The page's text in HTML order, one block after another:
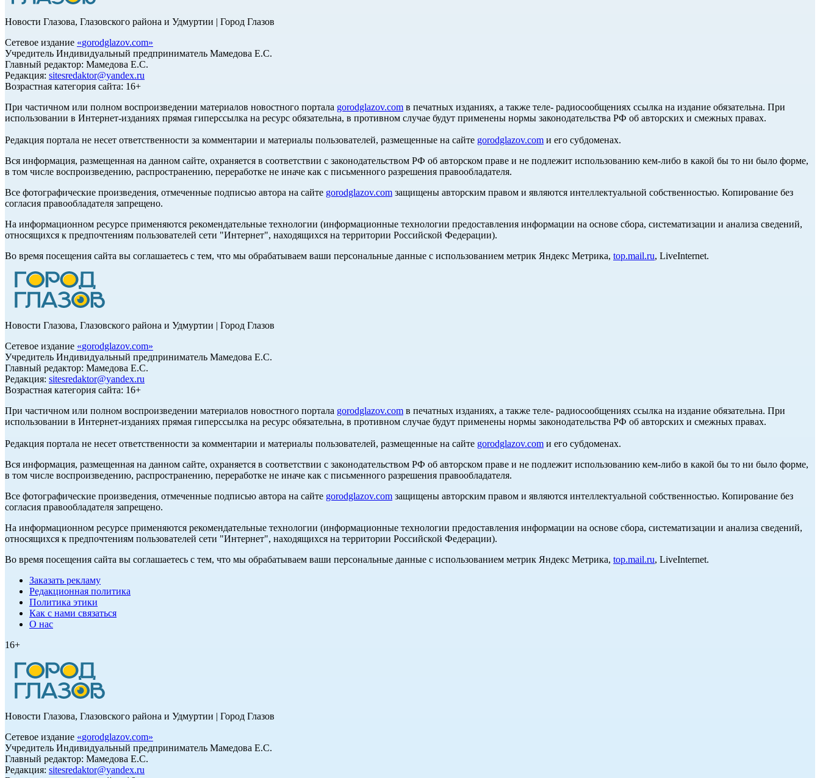
Новости Глазова, Глазовского района и Удмуртии | Город Глазов
Сетевое издание «gorodglazov.com»
Учредитель Индивидуальный предприниматель Мамедова Е.С.
Главный редактор: Мамедова Е.С.
Редакция: sitesredaktor@yandex.ru
Возрастная категория сайта: 16+
При частичном или полном воспроизведении материалов новостного портала gorodglazov.com в печатных изданиях, а также теле- радиосообщениях ссылка на издание обязательна. При
использовании в Интернет-изданиях прямая гиперссылка на ресурс обязательна, в противном случае будут применены нормы законодательства РФ об авторских и смежных правах.
Редакция портала не несет ответственности за комментарии и материалы пользователей, размещенные на сайте gorodglazov.com и его субдоменах.
Вся информация, размещенная на данном сайте, охраняется в соответствии с законодательством РФ об авторском праве и не подлежит использованию кем-либо в какой бы то ни было форме,
в том числе воспроизведению, распространению, переработке не иначе как с письменного разрешения правообладателя.
Все фотографические произведения, отмеченные подписью автора на сайте gorodglazov.com защищены авторским правом и являются интеллектуальной собственностью. Копирование без
согласия правообладателя запрещено.
На информационном ресурсе применяются рекомендательные технологии (информационные технологии предоставления информации на основе сбора, систематизации и анализа сведений,
относящихся к предпочтениям пользователей сети "Интернет", находящихся на территории Российской Федерации).
Во время посещения сайта вы соглашаетесь с тем, что мы обрабатываем ваши персональные данные с использованием метрик Яндекс Метрика, top.mail.ru, LiveInternet.
Новости Глазова, Глазовского района и Удмуртии | Город Глазов
Сетевое издание «gorodglazov.com»
Учредитель Индивидуальный предприниматель Мамедова Е.С.
Главный редактор: Мамедова Е.С.
Редакция: sitesredaktor@yandex.ru
Возрастная категория сайта: 16+
При частичном или полном воспроизведении материалов новостного портала gorodglazov.com в печатных изданиях, а также теле- радиосообщениях ссылка на издание обязательна. При
использовании в Интернет-изданиях прямая гиперссылка на ресурс обязательна, в противном случае будут применены нормы законодательства РФ об авторских и смежных правах.
Редакция портала не несет ответственности за комментарии и материалы пользователей, размещенные на сайте gorodglazov.com и его субдоменах.
Вся информация, размещенная на данном сайте, охраняется в соответствии с законодательством РФ об авторском праве и не подлежит использованию кем-либо в какой бы то ни было форме,
в том числе воспроизведению, распространению, переработке не иначе как с письменного разрешения правообладателя.
Все фотографические произведения, отмеченные подписью автора на сайте gorodglazov.com защищены авторским правом и являются интеллектуальной собственностью. Копирование без
согласия правообладателя запрещено.
На информационном ресурсе применяются рекомендательные технологии (информационные технологии предоставления информации на основе сбора, систематизации и анализа сведений,
относящихся к предпочтениям пользователей сети "Интернет", находящихся на территории Российской Федерации).
Во время посещения сайта вы соглашаетесь с тем, что мы обрабатываем ваши персональные данные с использованием метрик Яндекс Метрика, top.mail.ru, LiveInternet.
Заказать рекламу
Редакционная политика
Политика этики
Как с нами связаться
О нас
16+
Новости Глазова, Глазовского района и Удмуртии | Город Глазов
Сетевое издание «gorodglazov.com»
Учредитель Индивидуальный предприниматель Мамедова Е.С.
Главный редактор: Мамедова Е.С.
Редакция: sitesredaktor@yandex.ru